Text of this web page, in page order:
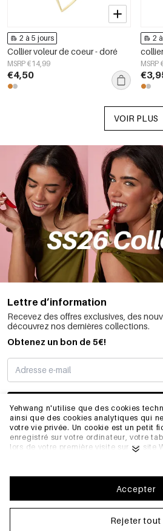
Yehwang n'utilise que des cookies
ainsi que des cookies analytiques qui
votre vie privée. Un cookie est un petit
enregistré sur votre ordinateur, votre
lors de votre première visite sur ce site
fonctionner correctement et de se
préférences. Ils nous permettent
web.Pour vous assurer une bonne
d'achat sur Yehwang, nous vous
désinscrire des cookies en ajustant les
Rejeter tout
Accepter
2 à 5 jours
Collier voleur de coeur - doré
MSRP €14,99
€4,50
2
MSRP
VOIR PLUS
Lettre d’information
Recevez des offres exclusives, des
découvrez nos dernières collections.
Obtenez un bon de 5€!
JE M’INSCRIS
INFORMATIONS